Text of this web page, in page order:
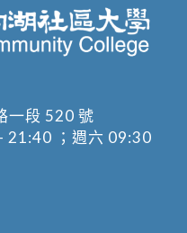
一段 520 號
21:40 ；週六 09:30